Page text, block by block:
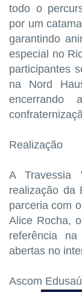
todo o
por um
garantindo
especial no
participantes
na Nord
Realização
A Travessia
realização da
parceria com
Alice Rocha,
referência
abertas no
Ascom